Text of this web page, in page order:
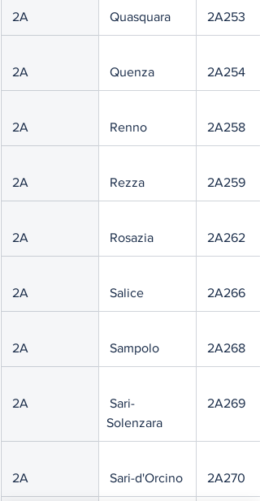
2A Quasquara 2A253
2A Quenza 2A254
2A Renno 2A258
2A Rezza 2A259
2A Rosazia 2A262
2A Salice 2A266
2A Sampolo 2A268
2A
Solenzara
2A269
2A Sari-d'Orcino 2A270